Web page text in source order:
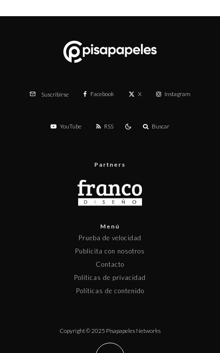
Suscribirse Facebook X Instagram
YouTube RSS Buscar
Partners
Menú
Prueba de velocidad
Publicita con nosotros
Contacto
Políticas de privacidad
Políticas de contenido
Copyright © 2025 Pisapapeles Networks